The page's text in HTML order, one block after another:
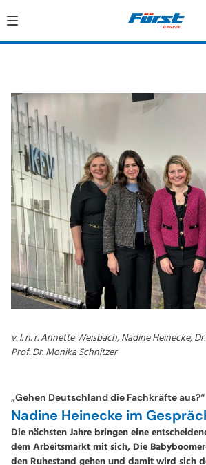
v. l. n. r. Annette Weisbach, Nadine Heinecke,
Prof. Dr. Monika Schnitzer
„Gehen Deutschland die Fachkräfte aus?“
Nadine Heinecke im
Die nächsten Jahre bringen eine
dem Arbeitsmarkt mit sich, Die